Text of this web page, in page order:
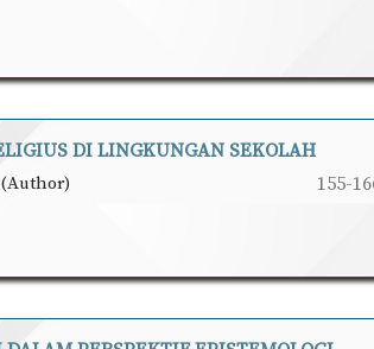
DI LINGKUNGAN SEKOLAH
155-